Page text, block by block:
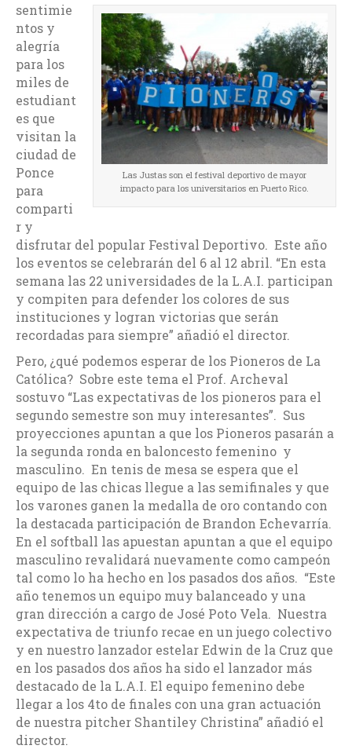
Las Justas son el festival deportivo de mayor
impacto para los universitarios en Puerto Rico.
sentimie
ntos y
alegría
para los
miles de
estudiant
es que
visitan la
ciudad de
Ponce
para
comparti
r y
disfrutar del popular Festival Deportivo. Este año
los eventos se celebrarán del 6 al 12 abril. “En esta
semana las 22 universidades de la L.A.I. participan
y compiten para defender los colores de sus
instituciones y logran victorias que serán
recordadas para siempre” añadió el director.
Pero, ¿qué podemos esperar de los Pioneros de La
Católica? Sobre este tema el Prof. Archeval
sostuvo “Las expectativas de los pioneros para el
segundo semestre son muy interesantes”. Sus
proyecciones apuntan a que los Pioneros pasarán a
la segunda ronda en baloncesto femenino y
masculino. En tenis de mesa se espera que el
equipo de las chicas llegue a las semifinales y que
los varones ganen la medalla de oro contando con
la destacada participación de Brandon Echevarría.
En el softball las apuestan apuntan a que el equipo
masculino revalidará nuevamente como campeón
tal como lo ha hecho en los pasados dos años. “Este
año tenemos un equipo muy balanceado y una
gran dirección a cargo de José Poto Vela. Nuestra
expectativa de triunfo recae en un juego colectivo
y en nuestro lanzador estelar Edwin de la Cruz que
en los pasados dos años ha sido el lanzador más
destacado de la L.A.I. El equipo femenino debe
llegar a los 4to de finales con una gran actuación
de nuestra pitcher Shantiley Christina” añadió el
director.